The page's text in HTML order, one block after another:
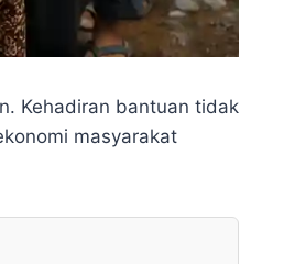
Kehadiran bantuan tidak
masyarakat